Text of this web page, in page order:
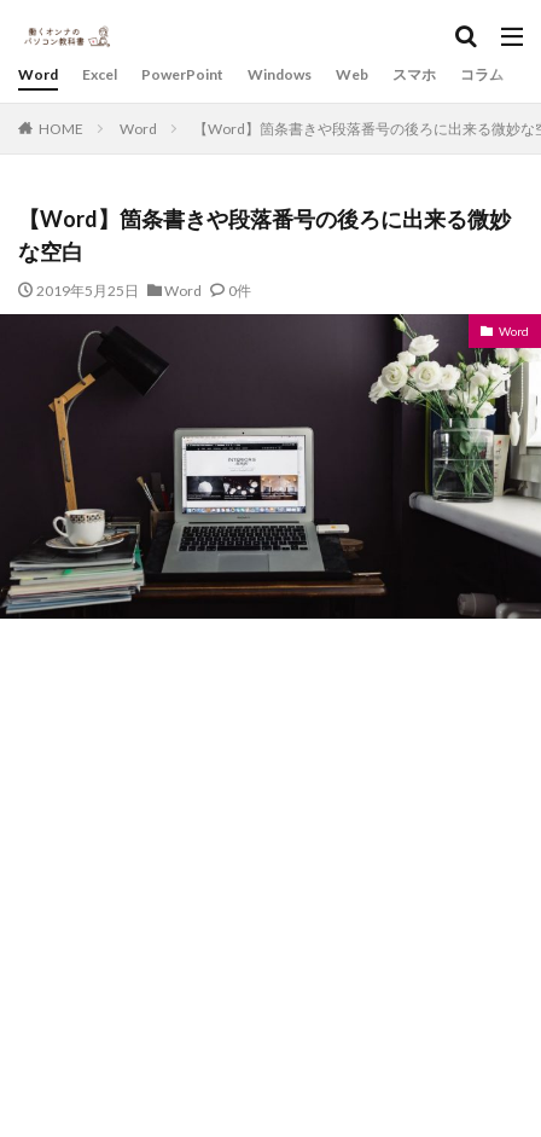
Word Excel PowerPoint Windows Web スマホ コラム
HOME Word 【Word】箇条書きや段落番号の後ろに出来る微妙な
【Word】箇条書きや段落番号の後ろに出来る微妙
な空白
2019年5月25日 Word 0件
Word